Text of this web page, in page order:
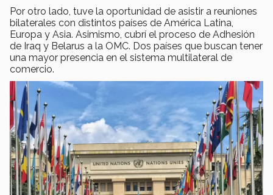
Por otro lado, tuve la oportunidad de asistir a reuniones
bilaterales con distintos países de América Latina,
Europa y Asia. Asimismo, cubrí el proceso de Adhesión
de Iraq y Belarus a la OMC. Dos países que buscan tener
una mayor presencia en el sistema multilateral de
comercio.